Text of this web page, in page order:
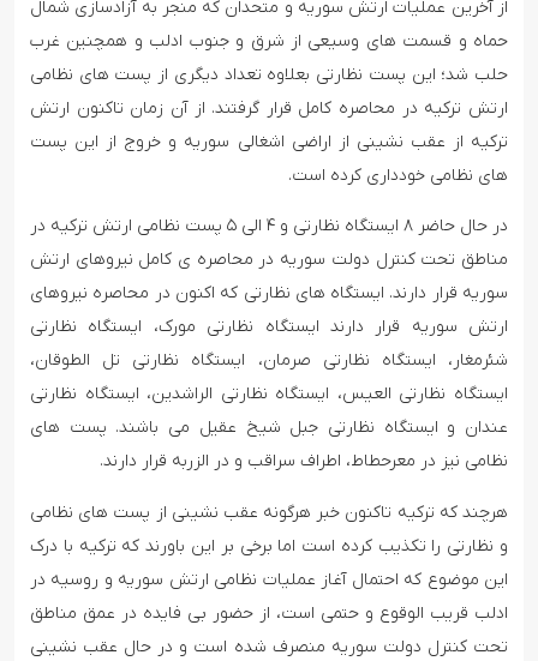
از آخرین عملیات ارتش سوریه و متحدان که منجر به آزادسازی شمال
حماه و قسمت های وسیعی از شرق و جنوب ادلب و همچنین غرب
حلب شد؛ این پست نظارتی بعلاوه تعداد دیگری از پست های نظامی
ارتش ترکیه در محاصره کامل قرار گرفتند. از آن زمان تاکنون ارتش
ترکیه از عقب نشینی از اراضی اشغالی سوریه و خروج از این پست
های نظامی خودداری کرده است.
در حال حاضر ۸ ایستگاه نظارتی و ۴ الی ۵ پست نظامی ارتش ترکیه در
مناطق تحت کنترل دولت سوریه در محاصره ی کامل نیروهای ارتش
سوریه قرار دارند. ایستگاه های نظارتی که اکنون در محاصره نیروهای
ارتش سوریه قرار دارند ایستگاه نظارتی مورک، ایستگاه نظارتی
شئرمغار، ایستگاه نظارتی صرمان، ایستگاه نظارتی تل الطوقان،
ایستگاه نظارتی العیس، ایستگاه نظارتی الراشدین، ایستگاه نظارتی
عندان و ایستگاه نظارتی جبل شیخ عقیل می باشند. پست های
نظامی نیز در معرحطاط، اطراف سراقب و در الزربه قرار دارند.
هرچند که ترکیه تاکنون خبر هرگونه عقب نشینی از پست های نظامی
و نظارتی را تکذیب کرده است اما برخی بر این باورند که ترکیه با درک
این موضوع که احتمال آغاز عملیات نظامی ارتش سوریه و روسیه در
ادلب قریب الوقوع و حتمی است، از حضور بی فایده در عمق مناطق
تحت کنترل دولت سوریه منصرف شده است و در حال عقب نشینی